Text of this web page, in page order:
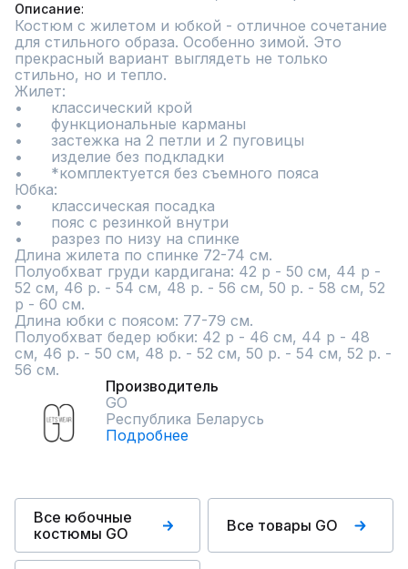
Описание
Костюм с жилетом и юбкой - отличное сочетание
для стильного образа. Особенно зимой. Это
прекрасный вариант выглядеть не только
стильно, но и тепло.
Жилет:
•	классический крой
•	функциональные карманы
•	застежка на 2 петли и 2 пуговицы
•	изделие без подкладки
•	*комплектуется без съемного пояса
Юбка:
•	классическая посадка
•	пояс с резинкой внутри
•	разрез по низу на спинке
Длина жилета по спинке 72-74 см.
Полуобхват груди кардигана: 42 р - 50 см, 44 р -
52 см, 46 р. - 54 см, 48 р. - 56 см, 50 р. - 58 см, 52
р - 60 см.
Длина юбки с поясом: 77-79 см.
Полуобхват бедер юбки: 42 р - 46 см, 44 р - 48
см, 46 р. - 50 см, 48 р. - 52 см, 50 р. - 54 см, 52 р. -
56 см.
Производитель
GO
Республика Беларусь
Подробнее
Все юбочные
костюмы GO
Все товары GO